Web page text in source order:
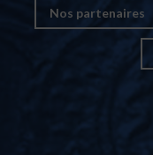
Nos partenaires